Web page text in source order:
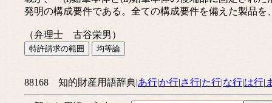
発明の構成要件である。全ての構成要件を備えた製品
（弁理士 古谷栄男）
88168 知的財産用語辞典|あ行|か行|さ行|た行|な行|は行|